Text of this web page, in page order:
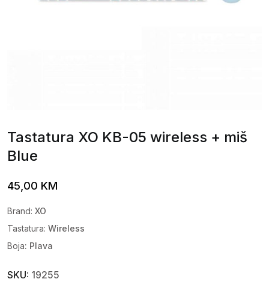
Tastatura XO KB-05 wireless + miš
Blue
45,00 KM
Brand: XO
Tastatura: Wireless
Boja: Plava
SKU: 19255